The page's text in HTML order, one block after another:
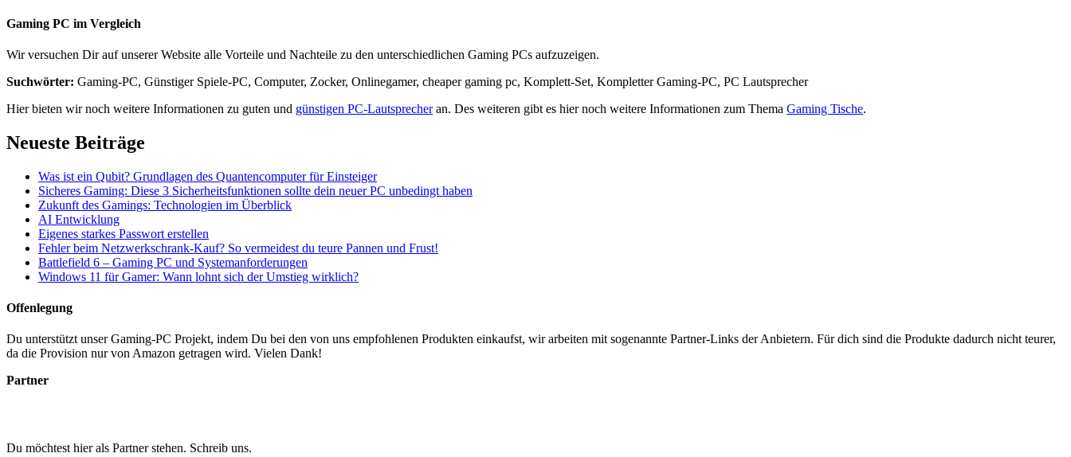
Gaming PC im Vergleich
Wir versuchen Dir auf unserer Website alle Vorteile und Nachteile zu den unterschiedlichen Gaming PCs aufzuzeigen.
Suchwörter: Gaming-PC, Günstiger Spiele-PC, Computer, Zocker, Onlinegamer, cheaper gaming pc, Komplett-Set, Kompletter Gaming-PC, PC Lautsprecher
Hier bieten wir noch weitere Informationen zu guten und günstigen PC-Lautsprecheran. Des weiteren gibt es hier noch weitere Informationen zum Thema Gaming Tische.
Neueste Beiträge
Was ist ein Qubit? Grundlagen des Quantencomputer für Einsteiger
Sicheres Gaming: Diese 3 Sicherheitsfunktionen sollte dein neuer PC unbedingt haben
Zukunft des Gamings: Technologien im Überblick
AI Entwicklung
Eigenes starkes Passwort erstellen
Fehler beim Netzwerkschrank-Kauf? So vermeidest du teure Pannen und Frust!
Battlefield 6 – Gaming PC und Systemanforderungen
Windows 11 für Gamer: Wann lohnt sich der Umstieg wirklich?
Offenlegung
Du unterstützt unser Gaming-PC Projekt, indem Du bei den von uns empfohlenen Produkten einkaufst, wir arbeiten mit sogenannte Partner-Links der Anbietern. Für dich sind die Produkte dadurch nicht teurer,
da die Provision nur von Amazon getragen wird. Vielen Dank!
Partner
Du möchtest hier als Partner stehen. Schreib uns.